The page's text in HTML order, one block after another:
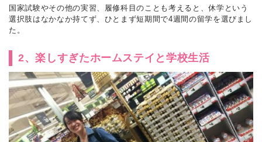
国家試験やその他の実習、履修科目のことも考えると、休学という
選択肢はなかなか持てず、ひとまず短期間で4週間の留学を選びまし
た。
2、楽しすぎたホームステイと学校生活